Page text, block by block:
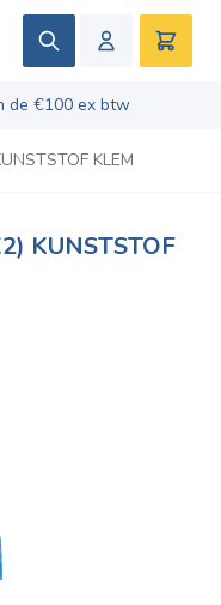
Zoek
de €100 ex btw
op 669 recensies
KLEM
KUNSTSTOF